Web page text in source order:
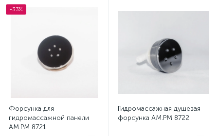
-33%
Форсунка для
гидромассажной панели
AM.PM 8721
Гидромассажная душевая
форсунка AM.PM 8722